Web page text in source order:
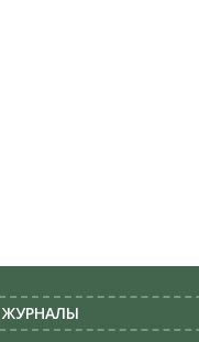
ЖУРНАЛЫ